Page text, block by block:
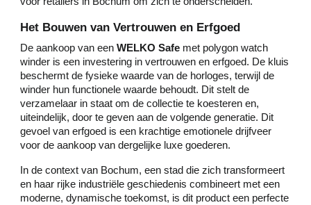
Het Bouwen van Vertrouwen en Erfgoed
De aankoop van eenWELKO Safe met polygon watch
winder is een investering in vertrouwen en erfgoed. De kluis
beschermt de fysieke waarde van de horloges, terwijl de
winder hun functionele waarde behoudt. Dit stelt de
verzamelaar in staat om de collectie te koesteren en,
uiteindelijk, door te geven aan de volgende generatie. Dit
gevoel van erfgoed is een krachtige emotionele drijfveer
voor de aankoop van dergelijke luxe goederen.
In de context van Bochum, een stad die zich transformeert
en haar rijke industriële geschiedenis combineert met een
moderne, dynamische toekomst, is dit product een perfecte